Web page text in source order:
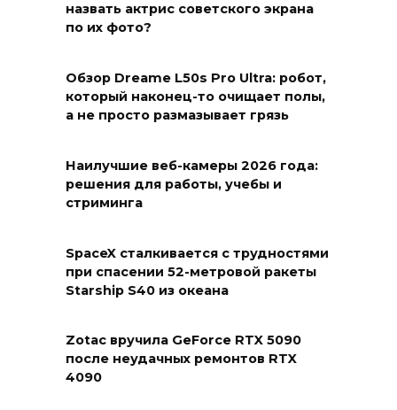
назвать актрис советского экрана
по их фото?
Обзор Dreame L50s Pro Ultra: робот,
который наконец-то очищает полы,
а не просто размазывает грязь
Наилучшие веб-камеры 2026 года:
решения для работы, учебы и
стриминга
SpaceX сталкивается с трудностями
при спасении 52-метровой ракеты
Starship S40 из океана
Zotac вручила GeForce RTX 5090
после неудачных ремонтов RTX
4090